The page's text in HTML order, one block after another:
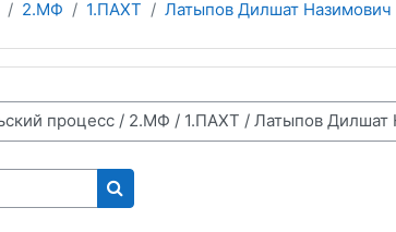
2.МФ 1.ПАХТ Латыпов Дилшат Назимович
Поиск курса